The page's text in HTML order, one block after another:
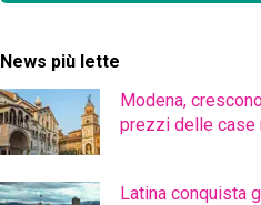
News più lette
Modena,
prezzi delle case
Latina conquista